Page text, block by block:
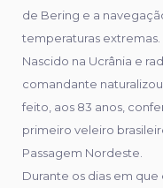
de Bering e a
temperaturas extremas.
Nascido na Ucrânia e
comandante
feito, aos 83 anos,
primeiro veleiro
Passagem Nordeste.
Durante os dias em que